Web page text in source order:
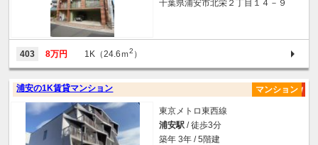
千葉県浦安市北栄２丁目１４－９
403 8万円 1K（24.6ｍ2 ）
浦安の1K賃貸マンション マンション
東京メトロ東西線
浦安駅 / 徒歩3分
築年 3年 / 5階建